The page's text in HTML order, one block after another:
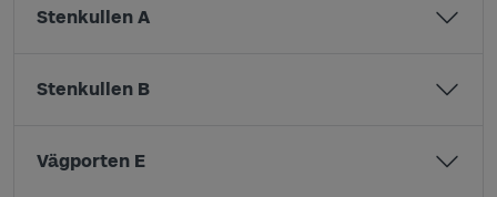
Stenkullen A
Stenkullen B
Vägporten E